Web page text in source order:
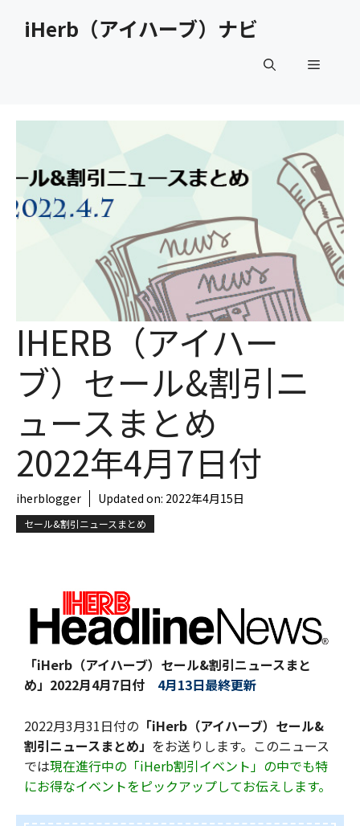
iHerb（アイハーブ）ナビ
メ
ー
IHERB（アイハー
ブ）セール&割引ニ
ュースまとめ
2022年4月7日付
iherblogger Updated on: 2022年4月15日
セール&割引ニュースまとめ
「iHerb（アイハーブ）セール&割引ニュースまと
め」 2022月4月7日付 4月13日最終更新
2022月3月31日付の 「iHerb（アイハーブ）セール&
割引ニュースまとめ」 をお送りします。このニュース
では現在進行中の「iHerb割引イベント」の中でも特
にお得なイベントをピックアップしてお伝えします。